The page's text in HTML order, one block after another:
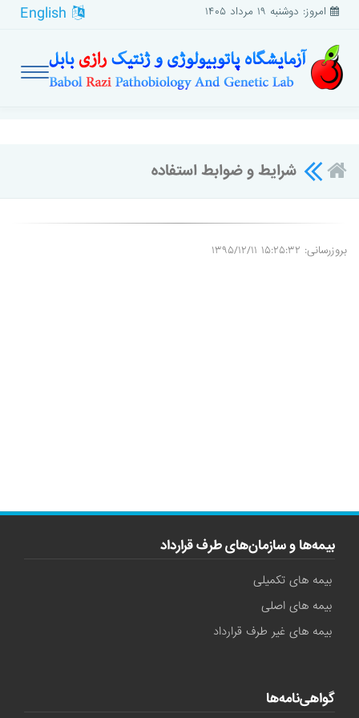
امروز: دوشنبه ۱۹ مرداد ۱۴۰۵
شرایط و ضوابط استفاده
بروزرسانی: ۱۵:۲۵:۳۲ ۱۳۹۵/۱۲/۱۱
بیمه‌ها و سازمان‌های طرف قرارداد
بیمه های تکمیلی
بیمه های اصلی
بیمه های غیر طرف قرارداد
گواهی‌نامه‌ها